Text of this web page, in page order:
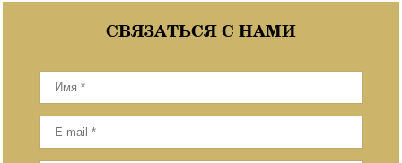
СВЯЗАТЬСЯ С НАМИ